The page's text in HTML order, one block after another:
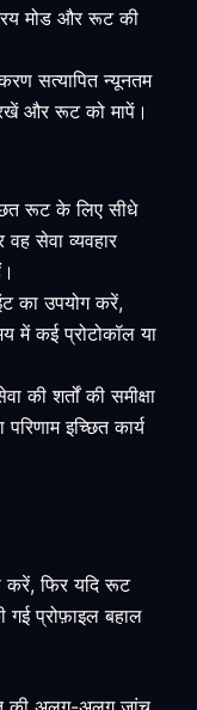
मोड और रूट की
सत्यापित न्यूनतम
और रूट को मापें।
रूट के लिए सीधे
सेवा व्यवहार
का उपयोग करें,
कई प्रोटोकॉल या
की शर्तों की समीक्षा
इच्छित कार्य
फिर यदि रूट
गई प्रोफ़ाइल बहाल